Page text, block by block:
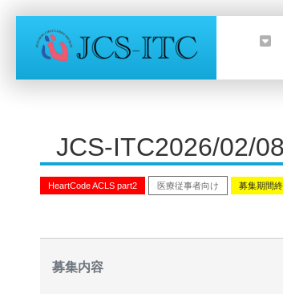
JCS-ITC2026/02/
HeartCode ACLS part2 医療従事者向け 募集期間
募集内容